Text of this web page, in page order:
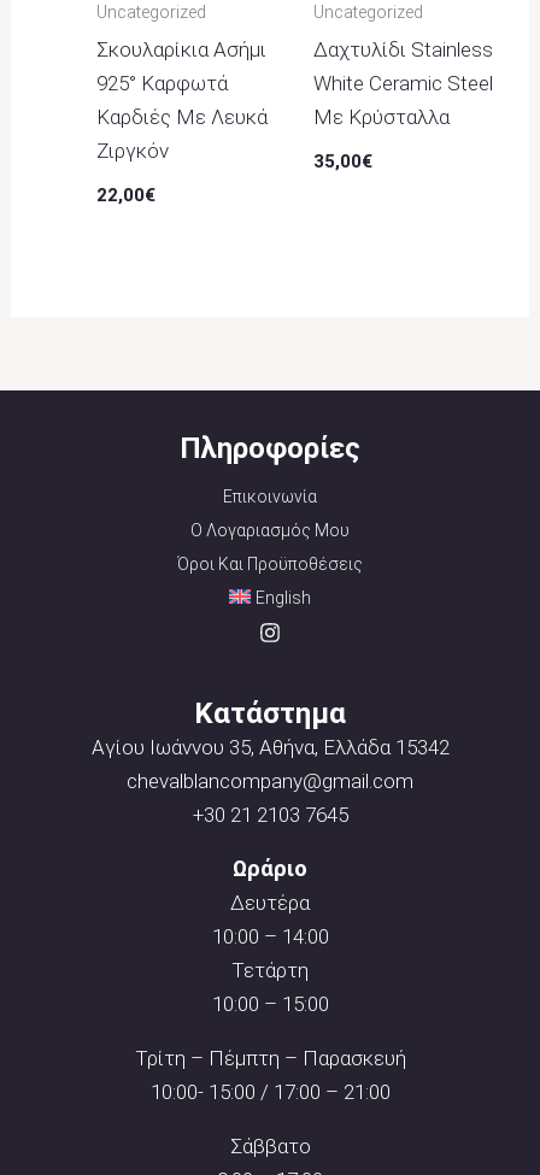
Uncategorized
Σκουλαρίκια Ασήμι
925° Καρφωτά
Καρδιές Με Λευκά
Ζιργκόν
22,00€
Uncategorized
Δαχτυλίδι Stainless
White Ceramic Steel
Με Κρύσταλλα
35,00€
Πληροφορίες
Επικοινωνία
Ο Λογαριασμός Μου
Όροι Και Προϋποθέσεις
English
Κατάστημα
Αγίου Ιωάννου 35, Αθήνα, Ελλάδα 15342
chevalblancompany@gmail.com
+30 21 2103 7645
Ωράριο
Δευτέρα
10:00 – 14:00
Τετάρτη
10:00 – 15:00
Τρίτη – Πέμπτη – Παρασκευή
10:00- 15:00 / 17:00 – 21:00
Σάββατο